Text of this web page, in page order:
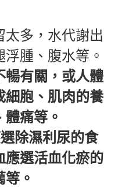
太多，水代謝出
腫、腹水等。
暢有關，或人體
細胞、肌肉的養
痛等。
除濕利尿的食
應選活血化瘀的
。